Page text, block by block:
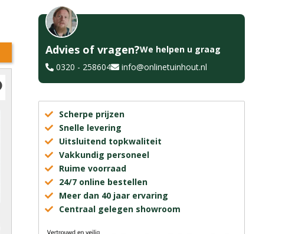
Advies of vragen?We helpen u graag
0320 - 258604
info@onlinetuinhout.nl
Scherpe prijzen
Snelle levering
Uitsluitend topkwaliteit
Vakkundig personeel
Ruime voorraad
24/7 online bestellen
Meer dan 40 jaar ervaring
Centraal gelegen showroom